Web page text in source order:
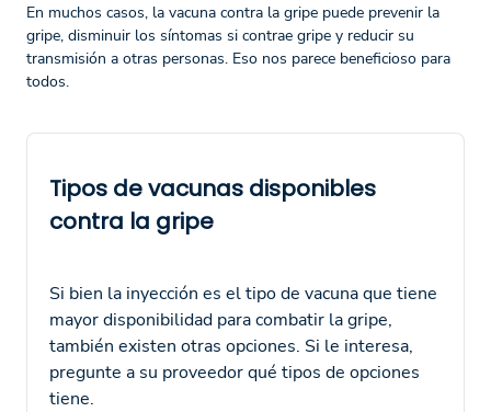
En muchos casos, la vacuna contra la gripe puede prevenir la
gripe, disminuir los síntomas si contrae gripe y reducir su
transmisión a otras personas. Eso nos parece beneficioso para
todos.
Tipos de vacunas disponibles
contra la gripe
Si bien la inyección es el tipo de vacuna que tiene
mayor disponibilidad para combatir la gripe,
también existen otras opciones. Si le interesa,
pregunte a su proveedor qué tipos de opciones
tiene.